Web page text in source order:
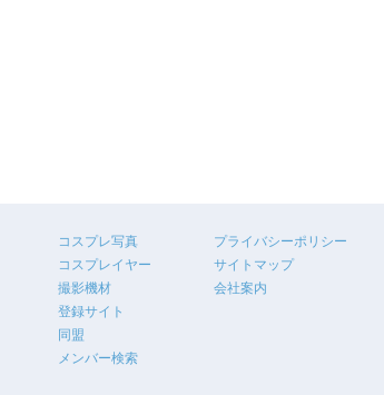
コスプレ写真
コスプレイヤー
撮影機材
登録サイト
同盟
メンバー検索
プライバシーポリシー
サイトマップ
会社案内